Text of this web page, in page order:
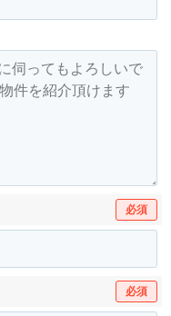
必須
必須